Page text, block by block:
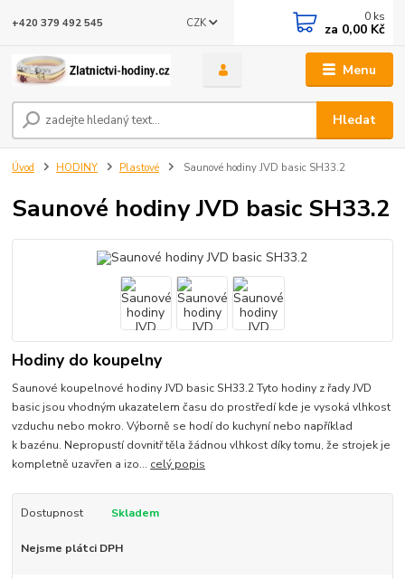
Menu
CZK
Hledat
+420 379 492 545 0 ks
za 0,00 Kč
Úvod HODINY Plastové Saunové hodiny JVD basic SH33.2
Saunové hodiny JVD basic SH33.2
Hodiny do koupelny
Saunové koupelnové hodiny JVD basic SH33.2 Tyto hodiny z řady JVD
basic jsou vhodným ukazatelem času do prostředí kde je vysoká vlhkost
vzduchu nebo mokro. Výborně se hodí do kuchyní nebo například
k bazénu. Nepropustí dovnitř těla žádnou vlhkost díky tomu, že strojek je
kompletně uzavřen a izo... celý popis
Dostupnost Skladem
Nejsme plátci DPH